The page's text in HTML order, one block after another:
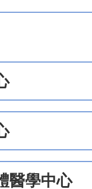
醫學中心